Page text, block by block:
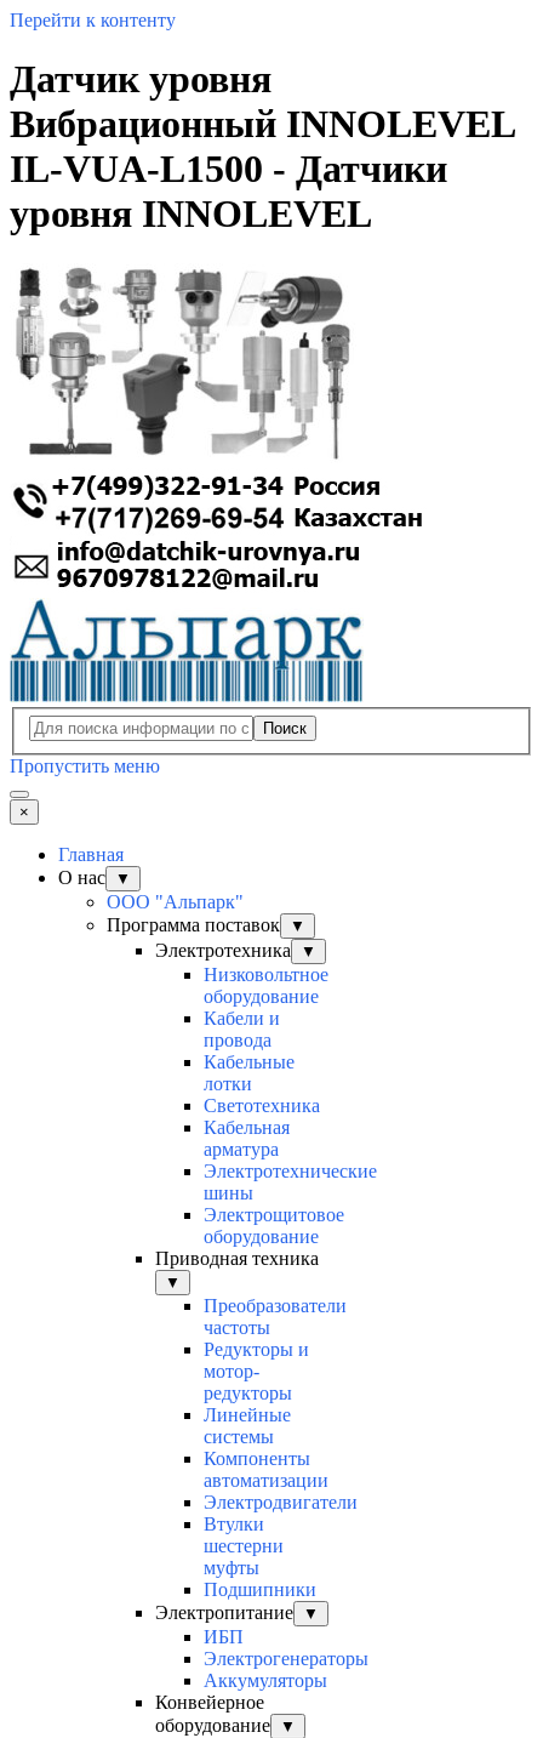
Перейти к контенту
Датчик уровня
Вибрационный INNOLEVEL
IL-VUA-L1500 - Датчики
уровня INNOLEVEL
Поиск
Пропустить меню
×
Главная
О нас
▼
ООО "Альпарк"
Программа поставок
▼
Электротехника ▼
Низковольтное
оборудование
Кабели и
провода
Кабельные
лотки
Светотехника
Кабельная
арматура
Электротехнические
шины
Электрощитовое
оборудование
Приводная техника
▼
Преобразователи
частоты
Редукторы и
мотор-
редукторы
Линейные
системы
Компоненты
автоматизации
Электродвигатели
Втулки
шестерни
муфты
Подшипники
Электропитание
▼
ИБП
Электрогенераторы
Аккумуляторы
Конвейерное
оборудование
▼